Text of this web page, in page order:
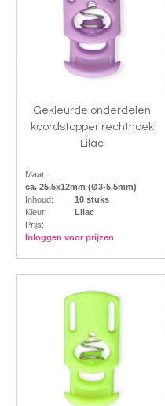
Gekleurde onderdelen
koordstopper rechthoek
Lilac
Maat:
ca. 25.5x12mm (Ø3-5.5mm)
Inhoud:
10 stuks
Kleur:
Lilac
Prijs:
Inloggen voor prijzen